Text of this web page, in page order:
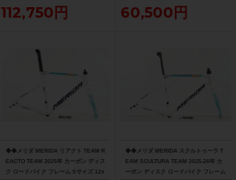
112,750円 60,500円
◆◆メリダ MERIDA リアクト TEAM R
EACTO TEAM 2025年 カーボン ディス
ク ロードバイク フレーム Sサイズ 12x
◆◆メリダ MERIDA スクルトゥーラ T
EAM SCULTURA TEAM 2025-26年 カ
ーボン ディスク ロードバイク フレーム